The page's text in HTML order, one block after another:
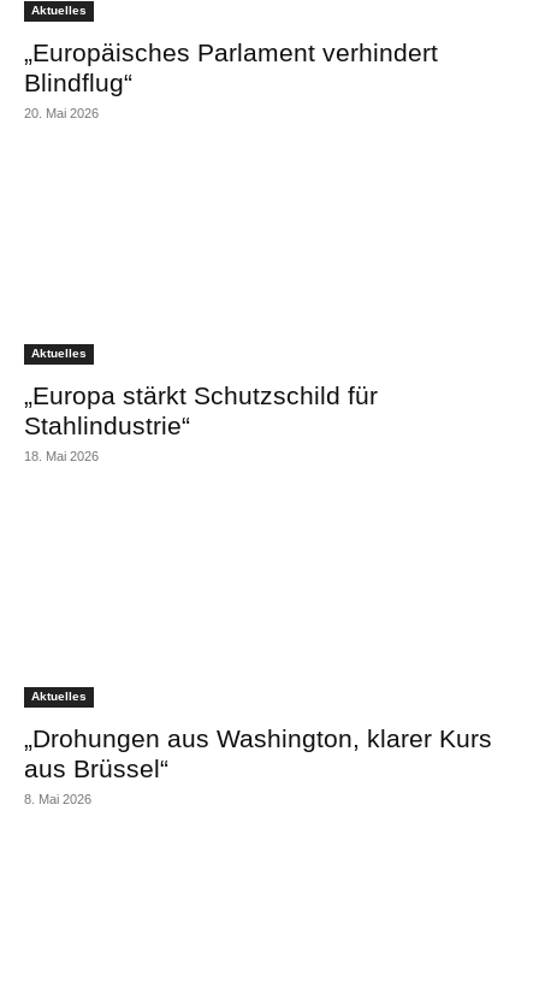
Aktuelles
„Europäisches Parlament verhindert
Blindflug“
20. Mai 2026
Aktuelles
„Europa stärkt Schutzschild für
Stahlindustrie“
18. Mai 2026
Aktuelles
„Drohungen aus Washington, klarer Kurs
aus Brüssel“
8. Mai 2026